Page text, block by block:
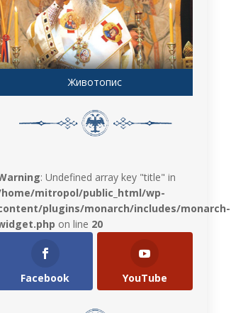
Животопис
: Undefined array key "title" in
mitropol/public_html/wp-
plugins/monarch/includes/monarch-
on line 20
Facebook YouTube